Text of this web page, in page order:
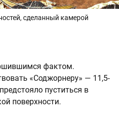
сделанный камерой
фактом.
«Соджорнеру» — 11,5-
пуститься в
поверхности.